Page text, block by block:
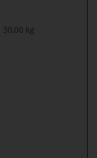
30,00 kg